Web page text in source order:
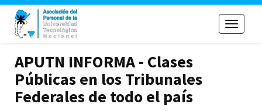
Toggle
APUTN INFORMA - Clases
Públicas en los Tribunales
Federales de todo el país